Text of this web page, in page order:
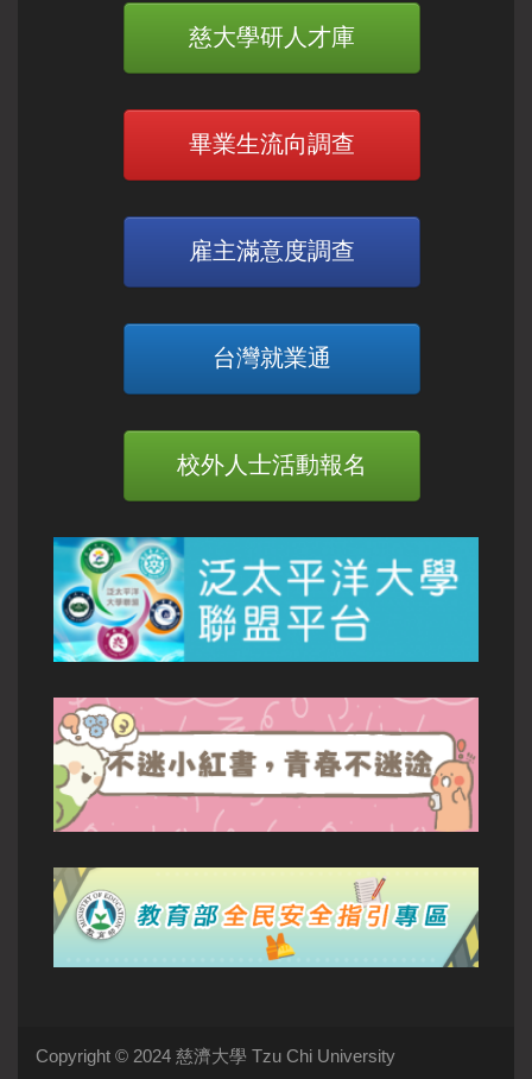
慈大學研人才庫
畢業生流向調查
雇主滿意度調查
台灣就業通
校外人士活動報名
Copyright © 2024 慈濟大學 Tzu Chi University